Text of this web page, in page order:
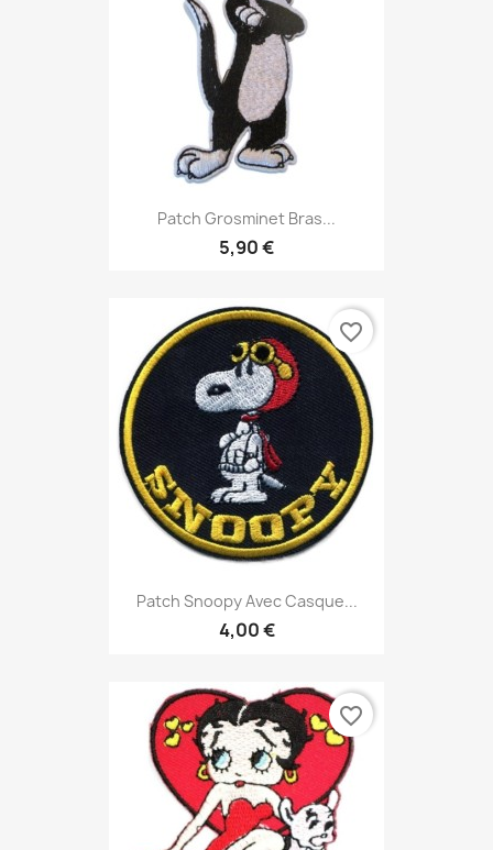
Patch Grosminet Bras...
5,90 €
Patch Snoopy Avec Casque...
4,00 €
favorite_border
favorite_border